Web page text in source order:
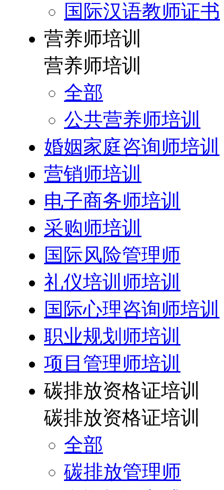
国际汉语教师证书
营养师培训
营养师培训
全部
公共营养师培训
婚姻家庭咨询师培训
营销师培训
电子商务师培训
采购师培训
国际风险管理师
礼仪培训师培训
国际心理咨询师培训
职业规划师培训
项目管理师培训
碳排放资格证培训
碳排放资格证培训
全部
碳排放管理师